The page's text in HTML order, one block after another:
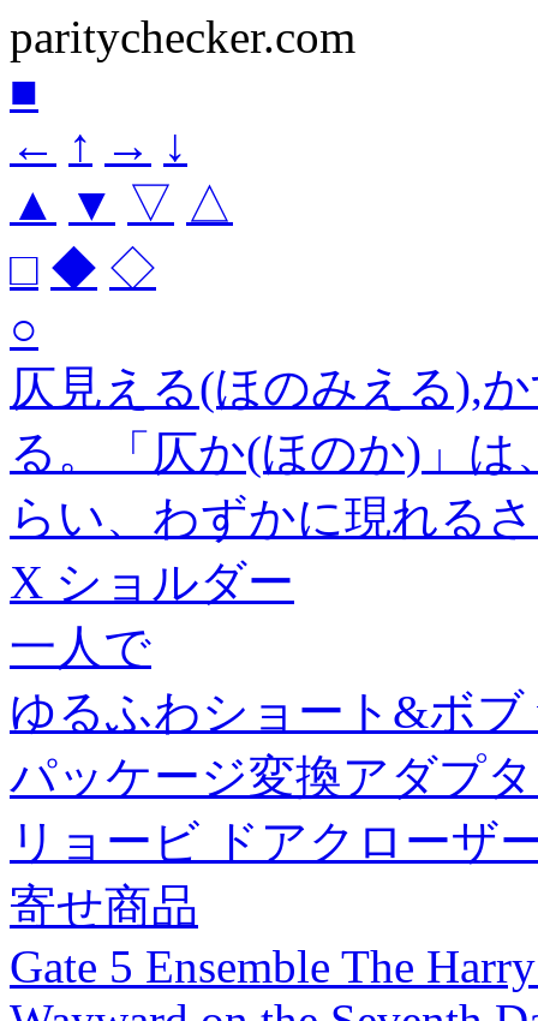
paritychecker.com
■
← ↑ → ↓
▲
▼ ▽ △
□ ◆ ◇
○
仄見える(ほのみえる),
る。「仄か(ほのか)」
らい、わずかに現れる
X ショルダー
一人で
ゆるふわショート&ボブ
パッケージ変換アダプ
リョービ ドアクローザ
寄せ商品
Gate 5 Ensemble The